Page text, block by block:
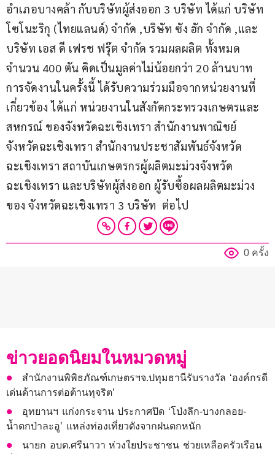
อำเภอบางคล้า กับบริษัทผู้ส่งออก 3 บริษัท ได้แก่ บริษัท
โซโนะริกุ (ไทยแลนด์) จำกัด ,บริษัท ซัง ฮัก จำกัด ,และ
บริษัท เอส ดี เฟรช ฟรุ๊ต จำกัด รวมผลผลิต ทั้งหมด
จำนวน 400 ตัน คิดเป็นมูลค่าไม่น้อยกว่า 20 ล้านบาท
การจัดงานในครั้งนี้ ได้รับความร่วมมือจากหน่วยงานที่
เกี่ยวข้อง ได้แก่ หน่วยงานในสังกัดกระทรวงเกษตรและ
สหกรณ์ ของจังหวัดฉะเชิงเทรา สำนักงานพาณิชย์
จังหวัดฉะเชิงเทรา สำนักงานประชาสัมพันธ์จังหวัด
ฉะเชิงเทรา สถาบันเกษตรกรผู้ผลิตมะม่วงจังหวัด
ฉะเชิงเทรา และบริษัทผู้ส่งออก ผู้รับซื้อผลผลิตมะม่วง
ของ จังหวัดฉะเชิงเทรา 3 บริษัท  ต่อไป
0 ครั้ง
ข่าวยอดนิยมในหมวดหมู่
สำนักงานพิพิธภัณฑ์เกษตรฯจ.ปทุมธานีรับรางวัล ‘องค์กรดี
เด่นด้านการต่อต้านทุจริต’
อุทยานฯ แก่งกระจาน ประกาศปิด ‘โป่งลึก-บางกลอย-
น้ำตกป่าละอู’ แหล่งท่องเที่ยวดังจากฝนตกหนัก
นายก อบต.ศรีนาวา ห่วงใยประชาชน ช่วยเหลือครัวเรือน